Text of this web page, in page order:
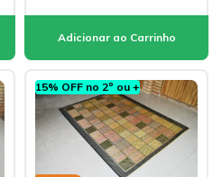
15% OFF no 2º ou +